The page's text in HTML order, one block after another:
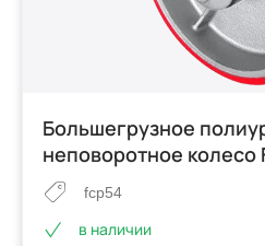
Большегрузное
неповоротное колесо
fcp54
в наличии